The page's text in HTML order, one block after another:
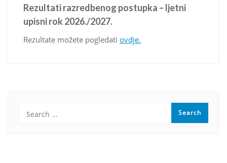
Rezultati razredbenog postupka – ljetni
upisni rok 2026./2027.
Rezultate možete pogledati ovdje.